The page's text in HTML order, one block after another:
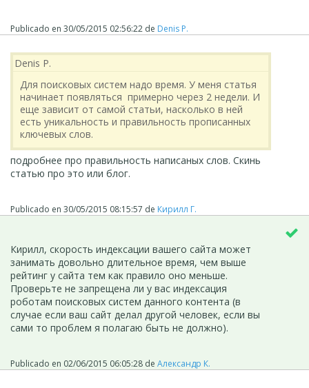
Publicado en 30/05/2015 02:56:22 de Denis P.
Denis P.
Для поисковых систем надо время. У меня статья
начинает появляться примерно через 2 недели. И
еще зависит от самой статьи, насколько в ней
есть уникальность и правильность прописанных
ключевых слов.
подробнее про правильность написаных слов. Скинь
статью про это или блог.
Publicado en 30/05/2015 08:15:57 de Кирилл Г.
Кирилл, скорость индексации вашего сайта может
занимать довольно длительное время, чем выше
рейтинг у сайта тем как правило оно меньше.
Проверьте не запрещена ли у вас индексация
роботам поисковых систем данного контента (в
случае если ваш сайт делал другой человек, если вы
сами то проблем я полагаю быть не должно).
Publicado en 02/06/2015 06:05:28 de Александр К.